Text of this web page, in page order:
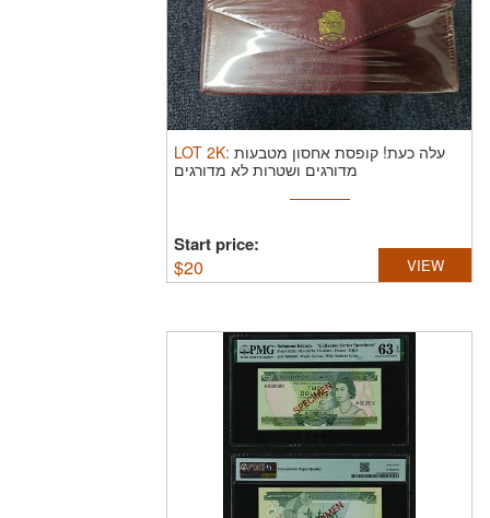
LOT 2K: עלה כעת! קופסת אחסון מטבעות
מדורגים ושטרות לא מדורגים
Start price:
$20 VIEW